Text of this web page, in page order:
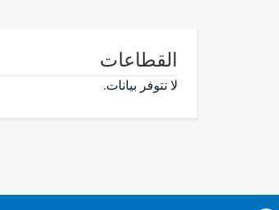
القطاعات
لا تتوفر بيانات.